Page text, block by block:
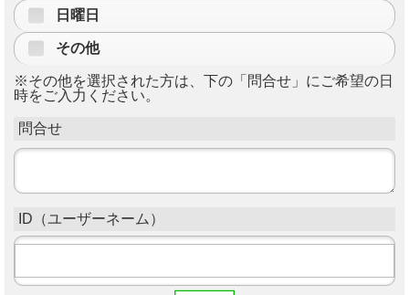
日曜日
その他
※その他を選択された方は、下の「問合せ」にご希望の日
時をご入力ください。
問合せ
ID（ユーザーネーム）